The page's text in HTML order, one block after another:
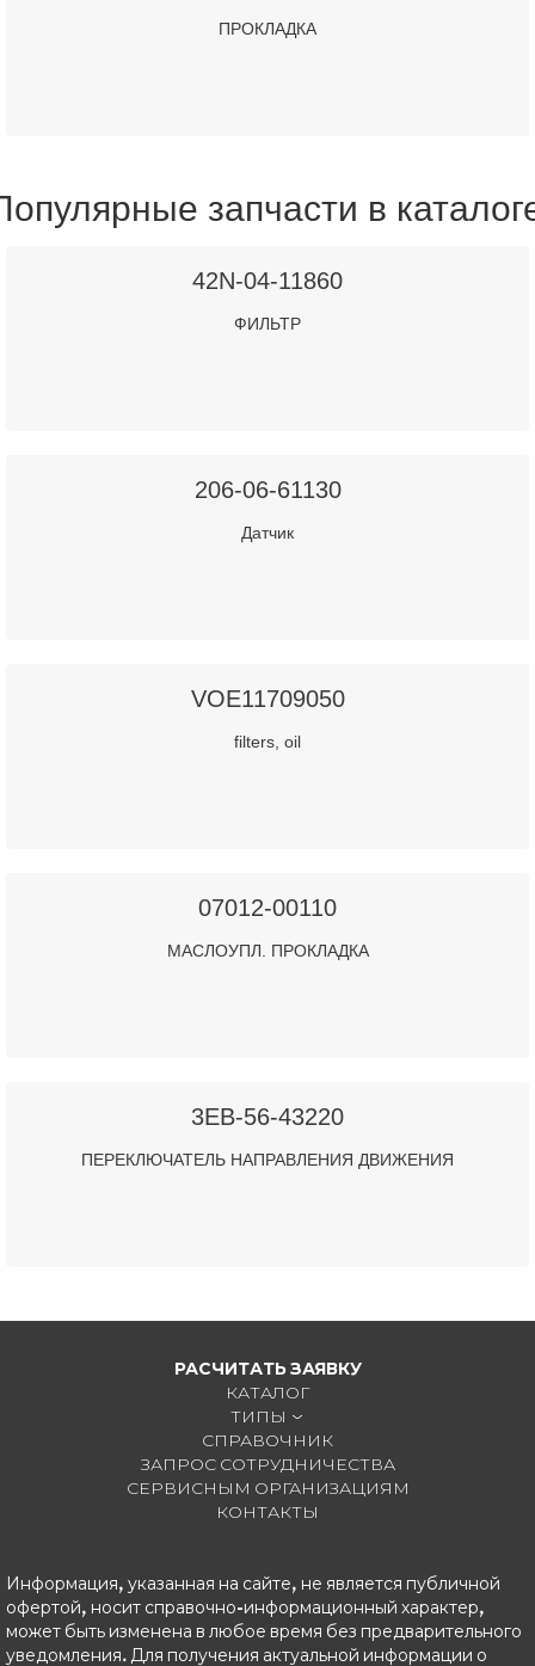
ПРОКЛАДКА
запчасти в
42N-04-11860
ФИЛЬТР
206-06-61130
Датчик
VOE11709050
filters, oil
07012-00110
МАСЛОУПЛ. ПРОКЛАДКА
3EB-56-43220
ПЕРЕКЛЮЧАТЕЛЬ НАПРАВЛЕНИЯ ДВИЖЕНИЯ
РАСЧИТАТЬ ЗАЯВКУ
КАТАЛОГ
ТИПЫ
СПРАВОЧНИК
ЗАПРОС СОТРУДНИЧЕСТВА
СЕРВИСНЫМ ОРГАНИЗАЦИЯМ
КОНТАКТЫ
Информация, указанная на сайте, не является публичной
офертой, носит справочно-информационный характер,
может быть изменена в любое время без предварительного
уведомления. Для получения актуальной информации о